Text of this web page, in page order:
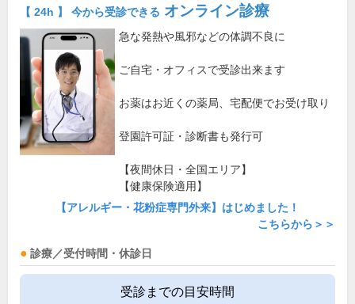
【 24h 】 今から受診できる オンライン診療
急な発熱や風邪などの体調不良に
ご自宅・オフィスで受診出来ます
お薬はお近くの薬局、宅配便でお受け取り
登園許可証・診断書も発行可
【夜間休日・全国エリア】
【健康保険適用】
【アレルギー・花粉症専門外来】はじめました！
こちらから＞＞
診療／受付時間・休診日
受診までの目安時間